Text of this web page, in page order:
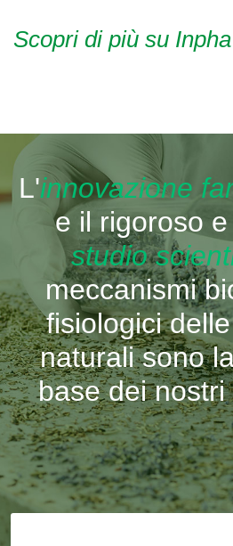
Scopri di più su Inpha
L'innovazione
e il rigoroso
studio
meccanismi
fisiologici
naturali sono
base dei